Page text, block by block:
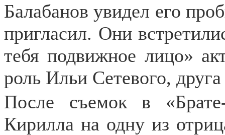
Балабанов увидел его
пригласил. Они
тебя подвижное лицо»
роль Ильи Сетевого,
После съемок в
Кирилла на одну из